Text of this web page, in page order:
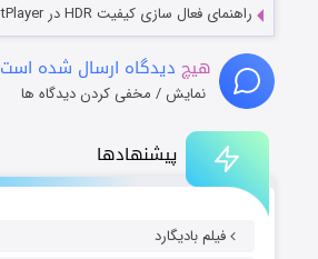
پیشنهادها
فیلم بادیگارد
راهنمای فعال سازی کیفیت HDR در PotPlayer
هیچ دیدگاه ارسال شده است
نمایش / مخفی کردن دیدگاه ها